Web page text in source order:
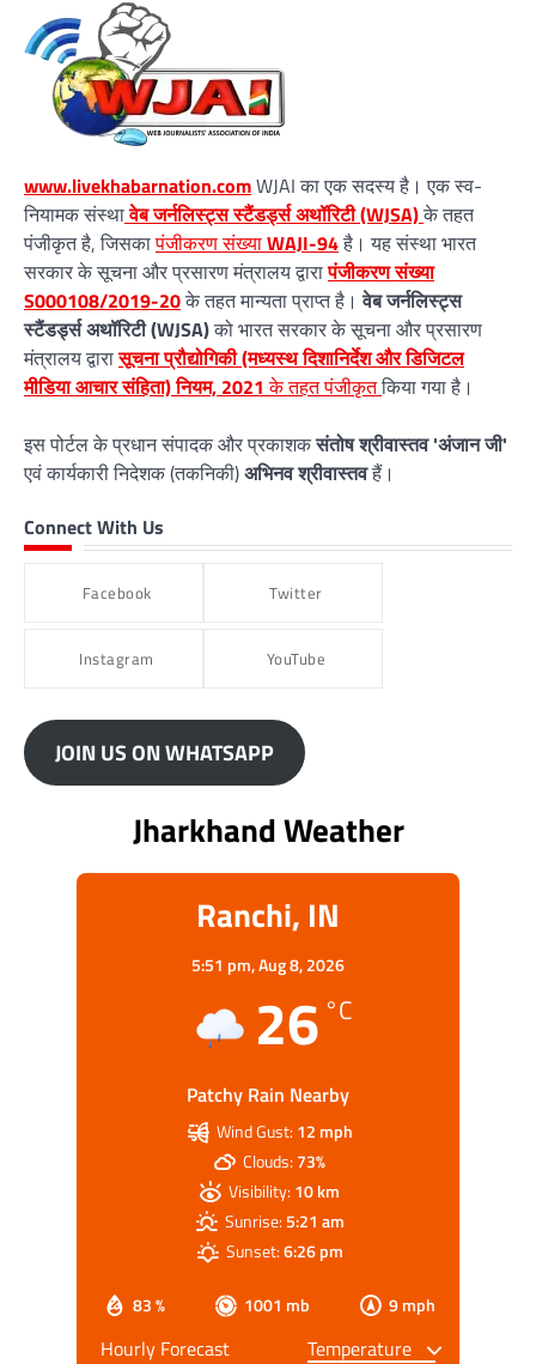
www.livekhabarnation.comWJAI का एक सदस्य है। एक स्व-
नियामक संस्थावेब जर्नलिस्ट्स स्टैंडर्ड्स अथॉरिटी (WJSA)के तहत
पंजीकृत है, जिसकापंजीकरण संख्याWAJI-94है। यह संस्था भारत
सरकार के सूचना और प्रसारण मंत्रालय द्वारापंजीकरण संख्या
S000108/2019-20के तहत मान्यता प्राप्त है।वेब जर्नलिस्ट्स
स्टैंडर्ड्स अथॉरिटी (WJSA)को भारत सरकार के सूचना और प्रसारण
मंत्रालय द्वारासूचना प्रौद्योगिकी (मध्यस्थ दिशानिर्देश और डिजिटल
मीडिया आचार संहिता) नियम, 2021 के तहत पंजीकृतकिया गया है।
इस पोर्टल के प्रधान संपादक और प्रकाशकसंतोष श्रीवास्तव 'अंजान जी'
एवं कार्यकारी निदेशक (तकनिकी)अभिनव श्रीवास्तवहैं।
Connect With Us
Facebook Twitter
Instagram YouTube
JOIN US ON WHATSAPP
Jharkhand Weather
Ranchi, IN
5:51 pm,Aug 8, 2026
26 °C
Patchy Rain Nearby
83 % 1001 mb 9 mph
Wind Gust: 12 mph
Clouds:73%
Visibility:10 km
Sunrise:5:21 am
Sunset:6:26 pm
Hourly Forecast